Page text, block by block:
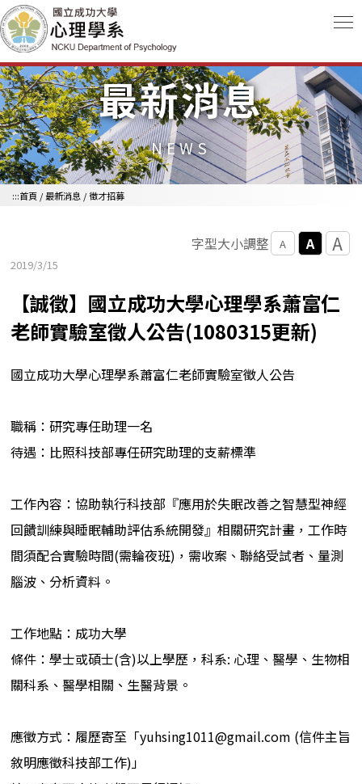
跳到主要內容區
最新消息
NEWS
:::首頁/最新消息 /徵才招募
字型大小調整 A A A
2019/3/15
【誠徵】國立成功大學心理學系蕭富仁
老師實驗室徵人公告(1080315更新)
國立成功大學心理學系蕭富仁老師實驗室徵人公告
職稱：研究專任助理一名
待遇：比照科技部專任研究助理的支薪標準
工作內容：協助執行科技部『應用於失眠改善之智慧型神經
回饋訓練與睡眠輔助評估系統開發』相關研究計畫，工作時
間須配合實驗時間(需輪夜班)，需收案、聯絡受試者、量測
腦波、分析資料。
工作地點：成功大學
條件：學士或碩士(含)以上學歷，科系: 心理、醫學、生物相
關科系、醫學相關、生醫背景。
應徵方式：履歷寄至「yuhsing1011@gmail.com (信件主旨
敘明應徵科技部工作)」